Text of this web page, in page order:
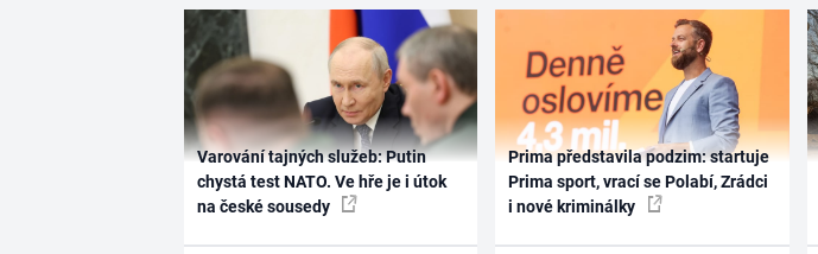
Varování tajných služeb: Putin
chystá test NATO. Ve hře je i útok
na české sousedy
Prima představila podzim: startuje
Prima sport, vrací se Polabí, Zrádci
i nové kriminálky